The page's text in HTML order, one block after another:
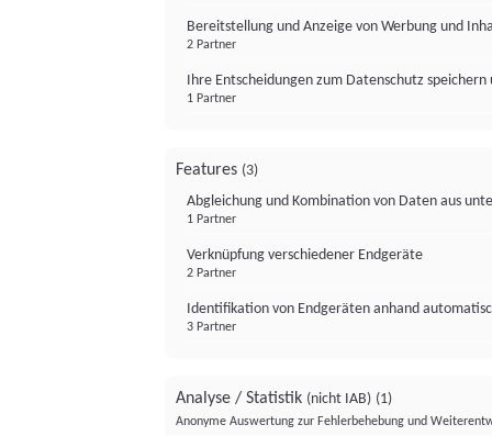
Bereitstellung und Anzeige von Werbung und
2 Partner
Ihre Entscheidungen zum Datenschutz
1 Partner
Features (3)
Abgleichung und Kombination von Daten aus
1 Partner
Verknüpfung verschiedener Endgeräte
2 Partner
Identifikation von Endgeräten anhand
3 Partner
Analyse / Statistik (nicht IAB) (1)
Anonyme Auswertung zur Fehlerbehebung und